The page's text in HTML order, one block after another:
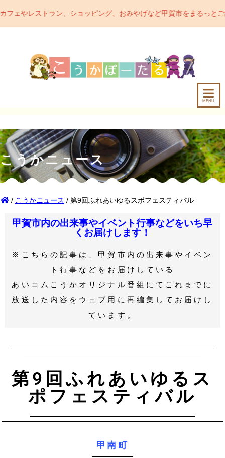
ョッピング、おみやげなど甲賀市をまるっとご紹介するポータ
MENU
こうかニュース
/ こうかニュース / 第9回ふれあいゆるスポフェスティバル
甲賀市内の出来事やイベント行事などをいち早
くお届けします！
※こちらの記事は、甲賀市内の出来事やイベン
ト行事などをお届けしている
あいコムこうかオリジナル番組にてこれまでに
放送した内容をウェブ用に再編集してお届けし
ています。
第9回ふれあいゆるス
ポフェスティバル
甲南町